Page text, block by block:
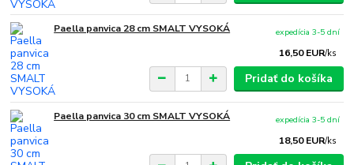
Paella panvica 28 cm SMALT VYSOKÁ
16,50 EUR/ks
expedícia 3-5 dní
Pridať do košíka
Paella panvica 30 cm SMALT VYSOKÁ
18,50 EUR/ks
expedícia 3-5 dní